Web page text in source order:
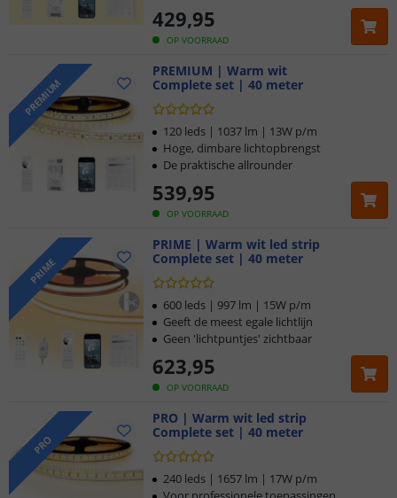
OP VOORRAAD
429,95
PREMIUM
PREMIUM | Warm wit
Complete set | 40 meter
OP VOORRAAD
539,95
120 leds | 1037 lm | 13W p/m
Hoge, dimbare lichtopbrengst
De praktische allrounder
PRIME
PRIME | Warm wit led strip
Complete set | 40 meter
OP VOORRAAD
623,95
600 leds | 997 lm | 15W p/m
Geeft de meest egale lichtlijn
Geen 'lichtpuntjes' zichtbaar
PRO
PRO | Warm wit led strip
Complete set | 40 meter
240 leds | 1657 lm | 17W p/m